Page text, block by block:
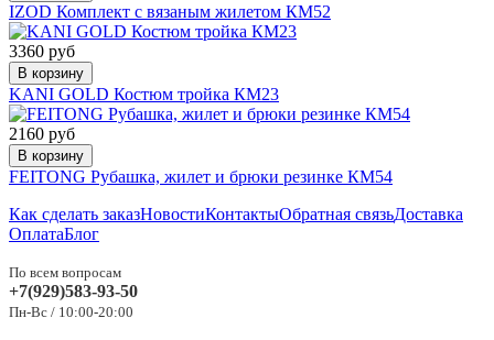
IZOD Комплект с вязаным жилетом КМ52
3360 руб
В корзину
KANI GOLD Костюм тройка КМ23
2160 руб
В корзину
FEITONG Рубашка, жилет и брюки резинке КМ54
Как сделать заказНовостиКонтактыОбратная связьДоставка
ОплатаБлог
По всем вопросам
+7(929)583-93-50
Пн-Вс / 10:00-20:00